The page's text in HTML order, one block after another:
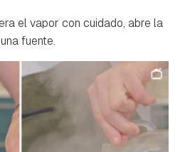
el vapor con cuidado, abre la
fuente.